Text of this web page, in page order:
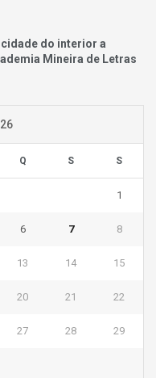
do interior a
Mineira de Letras
Q S S
1
6 7 8
13 14 15
20 21 22
27 28 29